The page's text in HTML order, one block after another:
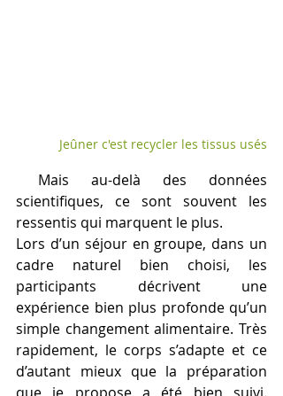
Jeûner c'est recycler les tissus usés
scientifiques, ce sont souvent les
ressentis qui marquent le plus.
Lors d’un séjour en groupe, dans un
cadre naturel bien choisi, les
participants décrivent une
expérience bien plus profonde qu’un
simple changement alimentaire. Très
rapidement, le corps s’adapte et ce
d’autant mieux que la préparation